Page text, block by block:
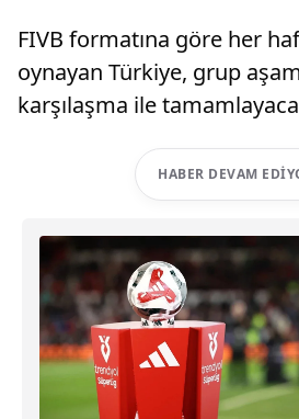
FIVB formatına göre her
oynayan Türkiye, grup
karşılaşma ile
HABER DEVAM